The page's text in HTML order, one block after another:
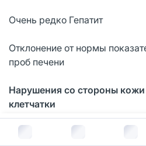
В корзину за
Очень редко Гепатит
Отклонение от нормы
проб печени
Нарушения со стороны
клетчатки